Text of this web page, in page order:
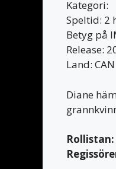
Kategori:
Speltid: 2
Betyg på
Release:
Land: CAN
Diane
Rollistan: